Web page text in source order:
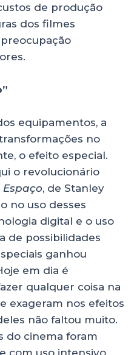
de produção
dos filmes
equipamentos, a
no
o efeito especial.
o revolucionário
Espaço, de Stanley
no uso desses
digital e o uso
de possibilidades
ganhou
em dia é
qualquer coisa na
exageram nos efeitos
não faltou muito.
do cinema foram
com uso intensivo